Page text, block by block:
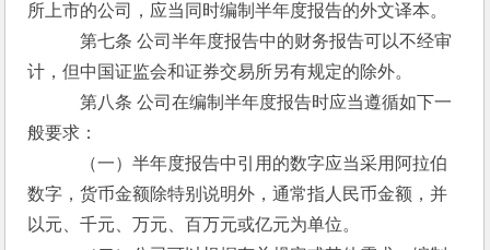
所上市的公司，应当同时编制半年度报告的外文译本。
第七条 公司半年度报告中的财务报告可以不经审
计，但中国证监会和证券交易所另有规定的除外。
第八条 公司在编制半年度报告时应当遵循如下一
般要求：
（一）半年度报告中引用的数字应当采用阿拉伯
数字，货币金额除特别说明外，通常指人民币金额，并
以元、千元、万元、百万元或亿元为单位。